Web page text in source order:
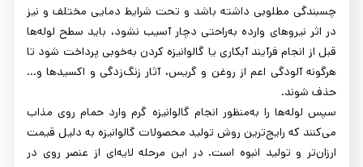
چسبندگی مطلوبی داشته باشد و تحت شرایط دمایی مختلف و نیز
در اثر نیروهای وارده به‌راحتی دچار آسیب نشود، باید سطح لوله‌ها
قبل از انجام فرآیند آبکاری یا گالوانیزه کردن به‌خوبی پرداخت شود تا
هرگونه آلودگی اعم از روغن و گریس، آثار زنگ‌زدگی و اکسیدها و...
حذف شوند.
سپس لوله‌ها را به‌منظور انجام گالوانیزه گرم وارد حمام روی مذاب
می‌کنند که رایج‌ترین روش تولید محصولات گالوانیزه به دلیل قیمت
ارزان‌تر و تولید انبوه است. در این مرحله لایه‌ای از عنصر روی در